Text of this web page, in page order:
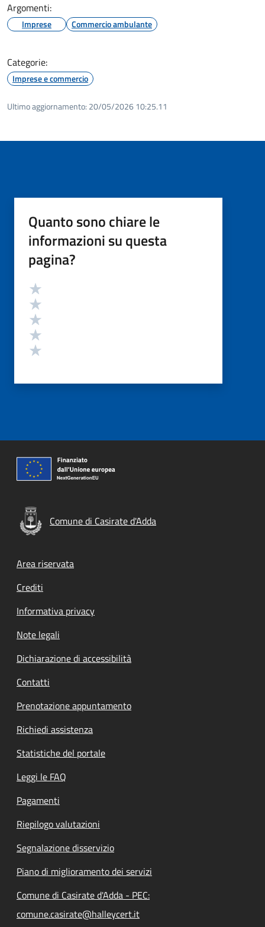
Argomenti:
Imprese Commercio ambulante
Categorie:
Imprese e commercio
Ultimo aggiornamento: 20/05/2026 10:25.11
Quanto sono chiare le
informazioni su questa
pagina?
Valutazione
Comune di Casirate d'Adda
Footer menu
Area riservata
Crediti
Informativa privacy
Note legali
Dichiarazione di accessibilità
Contatti
Prenotazione appuntamento
Richiedi assistenza
Statistiche del portale
Leggi le FAQ
Pagamenti
Riepilogo valutazioni
Segnalazione disservizio
Piano di miglioramento dei servizi
Comune di Casirate d'Adda - PEC:
comune.casirate@halleycert.it